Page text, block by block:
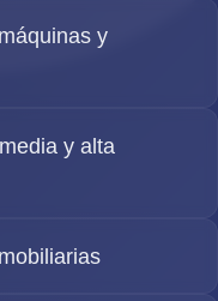
y
y alta